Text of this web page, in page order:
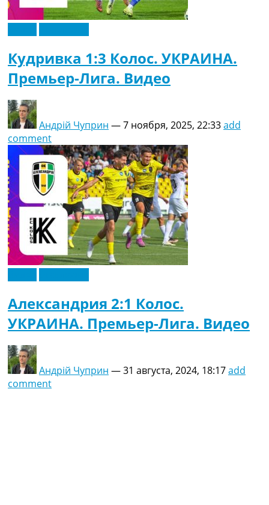
Кудривка 1:3 Колос. УКРАИНА.
Премьер-Лига. Видео
Андрій Чуприн —7 ноября, 2025, 22:33add
comment
Александрия 2:1 Колос.
УКРАИНА. Премьер-Лига. Видео
Андрій Чуприн —31 августа, 2024, 18:17add
comment